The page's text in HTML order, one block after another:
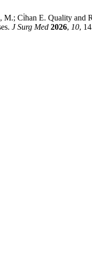
Ci̇han E. Quality and
J Surg Med 2026, 10,